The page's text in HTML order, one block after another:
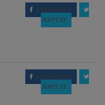
ХУВААЛЦАХ
ЖИРГЭХ
ХУВААЛЦАХ
ЖИРГЭХ